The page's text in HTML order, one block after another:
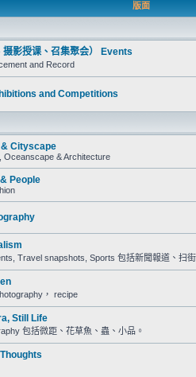
版面
摄影授课、召集聚会） Events
and Record
and Competitions
& Cityscape
Oceanscape & Architecture
People
Travel snapshots, Sports 包括新聞報道、扫
， recipe
Still Life
包括微距、花草魚、蟲、小品。